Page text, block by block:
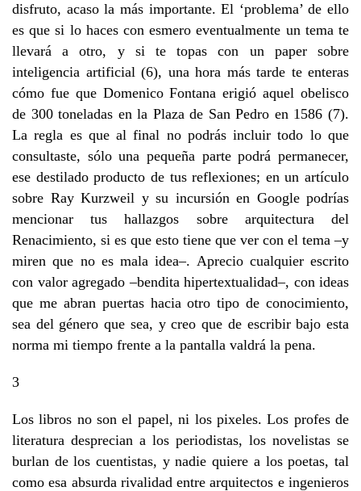
disfruto, acaso la más importante. El ‘problema’ de ello
es que si lo haces con esmero eventualmente un tema te
llevará a otro, y si te topas con un paper sobre
inteligencia artificial (6), una hora más tarde te enteras
cómo fue que Domenico Fontana erigió aquel obelisco
de 300 toneladas en la Plaza de San Pedro en 1586 (7).
La regla es que al final no podrás incluir todo lo que
consultaste, sólo una pequeña parte podrá permanecer,
ese destilado producto de tus reflexiones; en un artículo
sobre Ray Kurzweil y su incursión en Google podrías
mencionar tus hallazgos sobre arquitectura del
Renacimiento, si es que esto tiene que ver con el tema –y
miren que no es mala idea–. Aprecio cualquier escrito
con valor agregado –bendita hipertextualidad–, con ideas
que me abran puertas hacia otro tipo de conocimiento,
sea del género que sea, y creo que de escribir bajo esta
norma mi tiempo frente a la pantalla valdrá la pena.
3
Los libros no son el papel, ni los pixeles. Los profes de
literatura desprecian a los periodistas, los novelistas se
burlan de los cuentistas, y nadie quiere a los poetas, tal
como esa absurda rivalidad entre arquitectos e ingenieros